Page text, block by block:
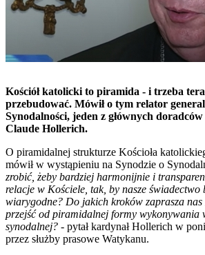
Kościół katolicki to piramida - i trzeba
przebudować. Mówił o tym relator
Synodalności, jeden z głównych
Claude Hollerich.
O piramidalnej strukturze Kościoła
mówił w wystąpieniu na Synodzie o
zrobić, żeby bardziej harmonijnie i
relacje w Kościele, tak, by nasze świadectwo
wiarygodne? Do jakich kroków zaprasza nas
przejść od piramidalnej formy wykonywania
synodalnej? - pytał kardynał Hollerich w
przez służby prasowe Watykanu.